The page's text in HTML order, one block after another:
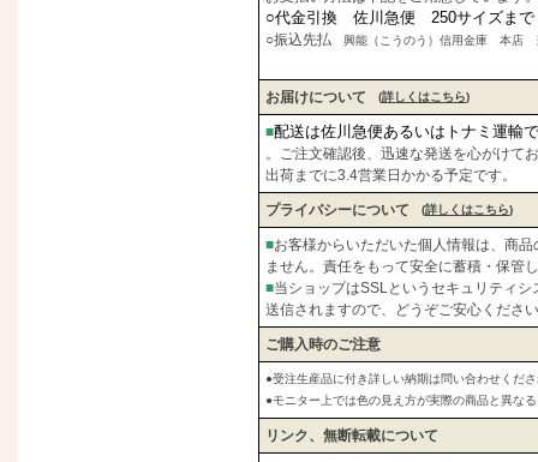
○代金引換 佐川急便 250サイズま
○振込先払 興能（こうのう）信用金庫 本店
お届けについて (詳しくはこちら)
■配送は佐川急便あるいはトナミ運輸
。ご注文確認後、迅速な発送を心がけて
出荷までに3.4営業日かかる予定です。
プライバシーについて (詳しくはこちら)
■お客様からいただいた個人情報は、商
ません。責任をもって安全に蓄積・保管
■当ショップはSSLというセキュリティ
送信されますので、どうぞご安心くださ
ご購入時のご注意
●受注生産品に付き詳しい納期は問い合わせくだ
●モニター上では色の見え方が実際の商品と異な
リンク、無断転載について